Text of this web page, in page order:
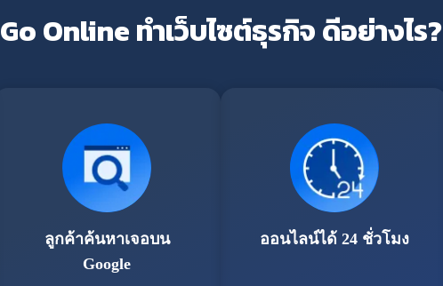
Go Online ทำเว็บไซต์ธุรกิจ ดีอย่างไร?
ลูกค้าค้นหาเจอบน
Google
ออนไลน์ได้ 24 ชั่วโมง